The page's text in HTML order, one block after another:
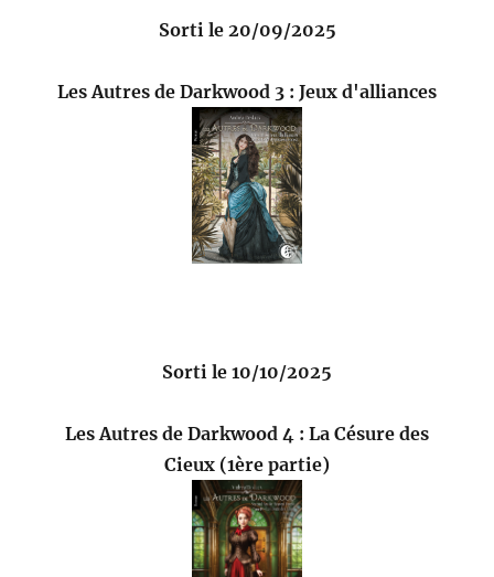
Sorti le 20/09/2025
Les Autres de Darkwood 3 : Jeux d'alliances
Sorti le 10/10/2025
Les Autres de Darkwood 4 : La Césure des
Cieux (1ère partie)